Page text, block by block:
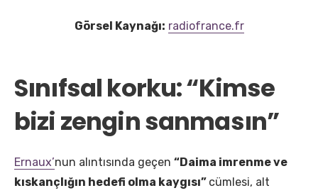
​Görsel Kaynağı: radiofrance.fr
Sınıfsal korku: “Kimse
bizi zengin sanmasın”
​Ernaux’nun alıntısında geçen “Daima imrenme ve
kıskançlığın hedefi olma kaygısı” cümlesi, alt